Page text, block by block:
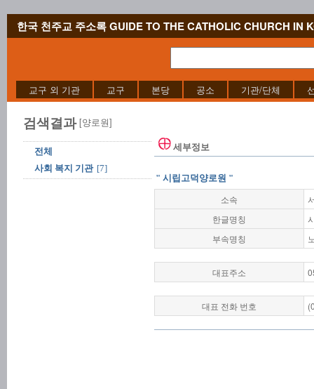
한국 천주교 주소록 GUIDE TO THE CATHOLIC CHURCH IN
교구 외 기관 교구 본당 공소 기관/단체
검색결과 [양로원]
전체
사회 복지 기관 [7]
세부정보
" 시립고덕양로원 "
소속
한글명칭
부속명칭
대표주소
대표 전화 번호